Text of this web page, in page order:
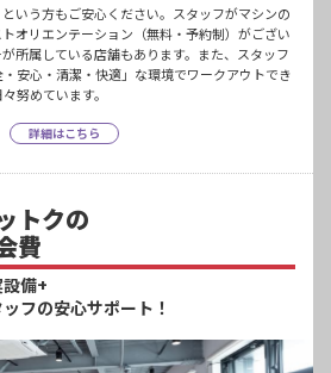
いう方もご安心ください。スタッフがマシンの
オリエンテーション（無料・予約制）がござい
所属している店舗もあります。また、スタッフ
安心・清潔・快適」な環境でワークアウトでき
努めています。
詳細はこちら
トクの
費
備+
フの安心サポート！